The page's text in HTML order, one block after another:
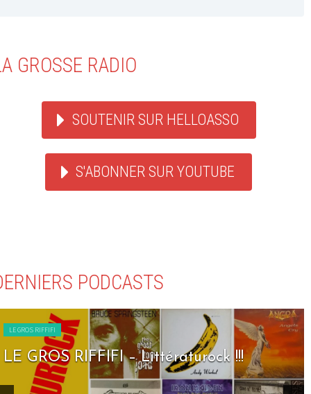
GROSSE RADIO
SOUTENIR SUR HELLOASSO
S'ABONNER SUR YOUTUBE
PODCASTS
LE GROS RIFFIFI
LE GROS RIFFIFI – Seven Days To Rock !!!